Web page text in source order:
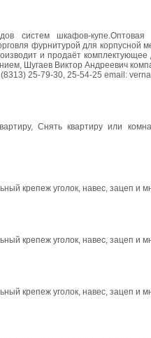
систем шкафов-
фурнитурой для
и продаёт
Шугаев Виктор Андреевич
25-79-30, 25-54-25 email:
Cнять квартиру или
крепеж уголок, навес, зацеп и
крепеж уголок, навес, зацеп и
крепеж уголок, навес, зацеп и